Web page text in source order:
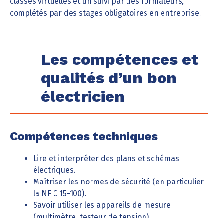
complétés par des stages obligatoires en entreprise.
Les compétences et
qualités d’un bon
électricien
Compétences techniques
Lire et interpréter des plans et schémas
électriques.
Maîtriser les normes de sécurité (en particulier
la NF C 15-100).
Savoir utiliser les appareils de mesure